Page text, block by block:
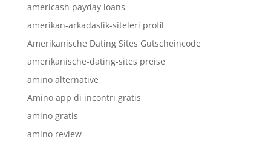
americash payday loans
amerikan-arkadaslik-siteleri profil
Amerikanische Dating Sites Gutscheincode
amerikanische-dating-sites preise
amino alternative
Amino app di incontri gratis
amino gratis
amino review